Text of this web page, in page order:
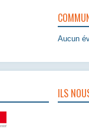
Aucun
ILS